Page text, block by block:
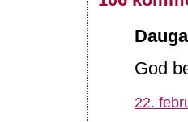
God
22.